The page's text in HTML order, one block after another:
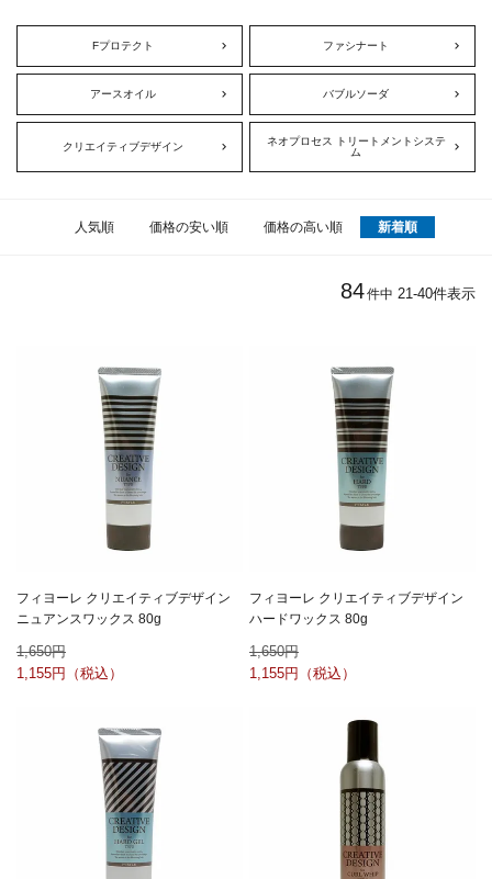
Fプロテクト ファシナート
アースオイル バブルソーダ
クリエイティブデザイン
ネオプロセス トリートメントシステ
ム
人気順 価格の安い順 価格の高い順 新着順
84件中 21-40件表示
フィヨーレ クリエイティブデザイン
ニュアンスワックス 80g
1,650
1,155
フィヨーレ クリエイティブデザイン
ハードワックス 80g
1,650
1,155